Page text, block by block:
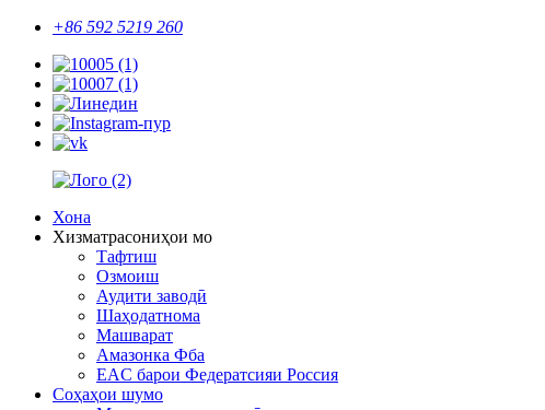
+86 592 5219 260
Хона
Хизматрасониҳои мо
Тафтиш
Озмоиш
Аудити заводӣ
Шаҳодатнома
Машварат
Амазонка Фба
EAC барои Федератсияи Россия
Соҳаҳои шумо